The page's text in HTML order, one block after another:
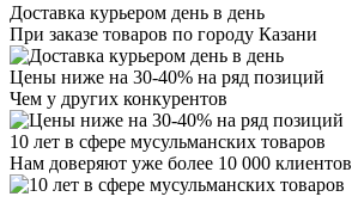
Доставка курьером день в день
При заказе товаров по городу Казани
Цены ниже на 30-40% на ряд позиций
Чем у других конкурентов
10 лет в сфере мусульманских товаров
Нам доверяют уже более 10 000 клиентов